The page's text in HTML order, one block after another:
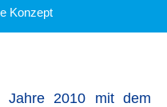
Konzept
Jahre 2010 mit dem